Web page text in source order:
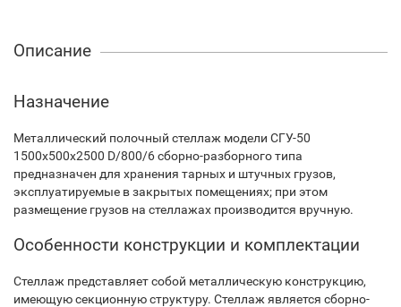
Описание
Назначение
Металлический полочный стеллаж модели СГУ-50
1500х500х2500 D/800/6 сборно-разборного типа
предназначен для хранения тарных и штучных грузов,
эксплуатируемые в закрытых помещениях; при этом
размещение грузов на стеллажах производится вручную.
Особенности конструкции и комплектации
Стеллаж представляет собой металлическую конструкцию,
имеющую секционную структуру. Стеллаж является сборно-